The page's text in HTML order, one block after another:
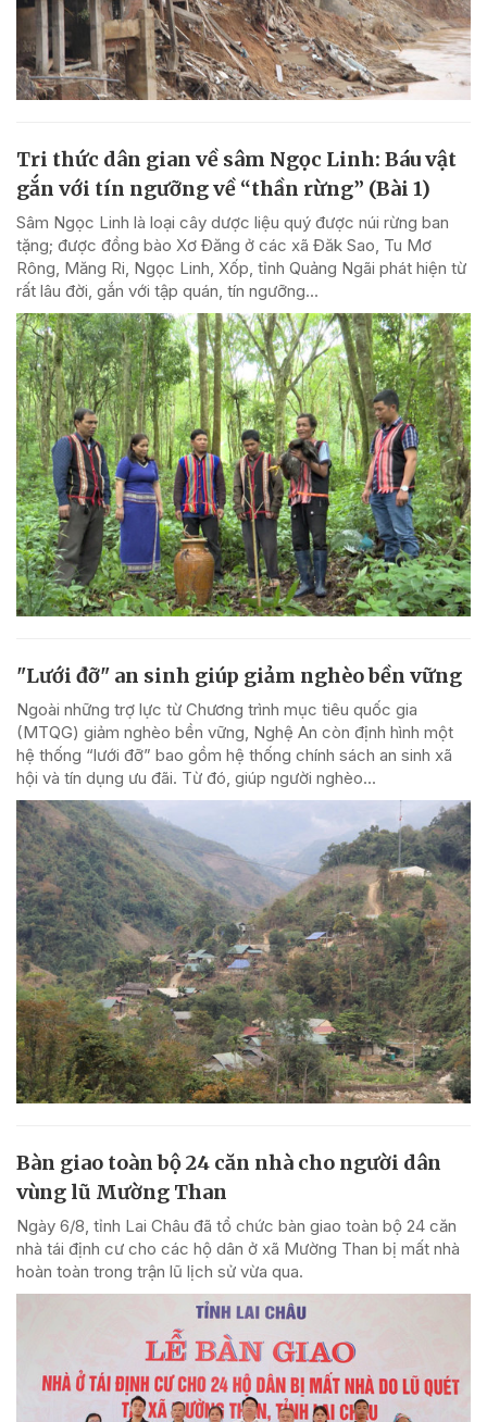
Tri thức dân gian về sâm Ngọc Linh: Báu vật
gắn với tín ngưỡng về “thần rừng” (Bài 1)
Sâm Ngọc Linh là loại cây dược liệu quý được núi rừng ban
tặng; được đồng bào Xơ Đăng ở các xã Đăk Sao, Tu Mơ
Rông, Măng Ri, Ngọc Linh, Xốp, tỉnh Quảng Ngãi phát hiện từ
rất lâu đời, gắn với tập quán, tín ngưỡng...
"Lưới đỡ" an sinh giúp giảm nghèo bền vững
Ngoài những trợ lực từ Chương trình mục tiêu quốc gia
(MTQG) giảm nghèo bền vững, Nghệ An còn định hình một
hệ thống “lưới đỡ” bao gồm hệ thống chính sách an sinh xã
hội và tín dụng ưu đãi. Từ đó, giúp người nghèo...
Bàn giao toàn bộ 24 căn nhà cho người dân
vùng lũ Mường Than
Ngày 6/8, tỉnh Lai Châu đã tổ chức bàn giao toàn bộ 24 căn
nhà tái định cư cho các hộ dân ở xã Mường Than bị mất nhà
hoàn toàn trong trận lũ lịch sử vừa qua.